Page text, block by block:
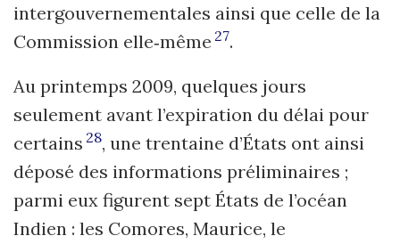
intergouvernementales ainsi que celle de la
Commission elle‑même 27.
Au printemps 2009, quelques jours
seulement avant l’expiration du délai pour
certains 28, une trentaine d’États ont ainsi
déposé des informations préliminaires ;
parmi eux figurent sept États de l’océan
Indien : les Comores, Maurice, le